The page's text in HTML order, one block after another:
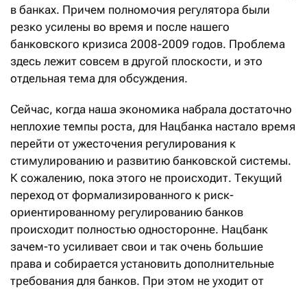
в банках. Причем полномочия регулятора были
резко усилены во время и после нашего
банковского кризиса 2008-2009 годов. Проблема
здесь лежит совсем в другой плоскости, и это
отдельная тема для обсуждения.
Сейчас, когда наша экономика набрала достаточно
неплохие темпы роста, для Нацбанка настало время
перейти от ужесточения регулирования к
стимулированию и развитию банковской системы.
К сожалению, пока этого не происходит. Текущий
переход от формализированного к риск-
ориентированному регулированию банков
происходит полностью односторонне. Нацбанк
зачем-то усиливает свои и так очень большие
права и собирается установить дополнительные
требования для банков. При этом не уходит от